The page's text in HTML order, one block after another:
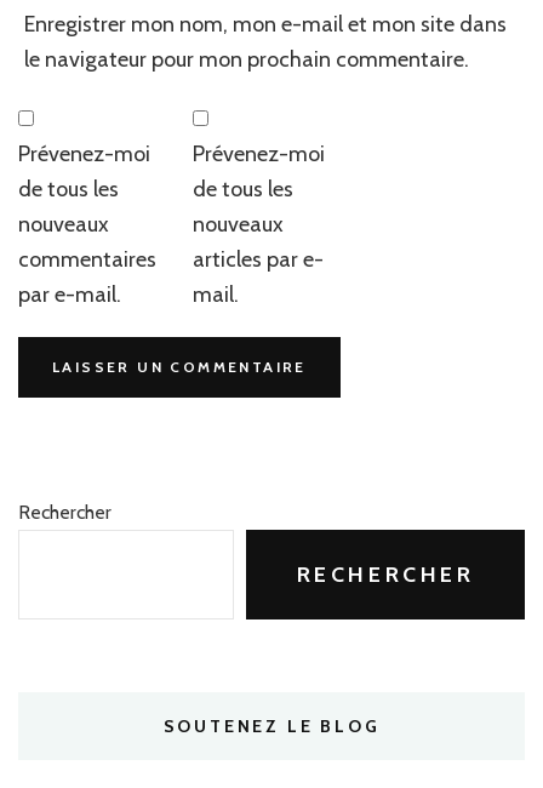
Enregistrer mon nom, mon e-mail et mon site dans
le navigateur pour mon prochain commentaire.
Prévenez-moi
de tous les
nouveaux
commentaires
par e-mail.
Prévenez-moi
de tous les
nouveaux
articles par e-
mail.
Rechercher
RECHERCHER
SOUTENEZ LE BLOG